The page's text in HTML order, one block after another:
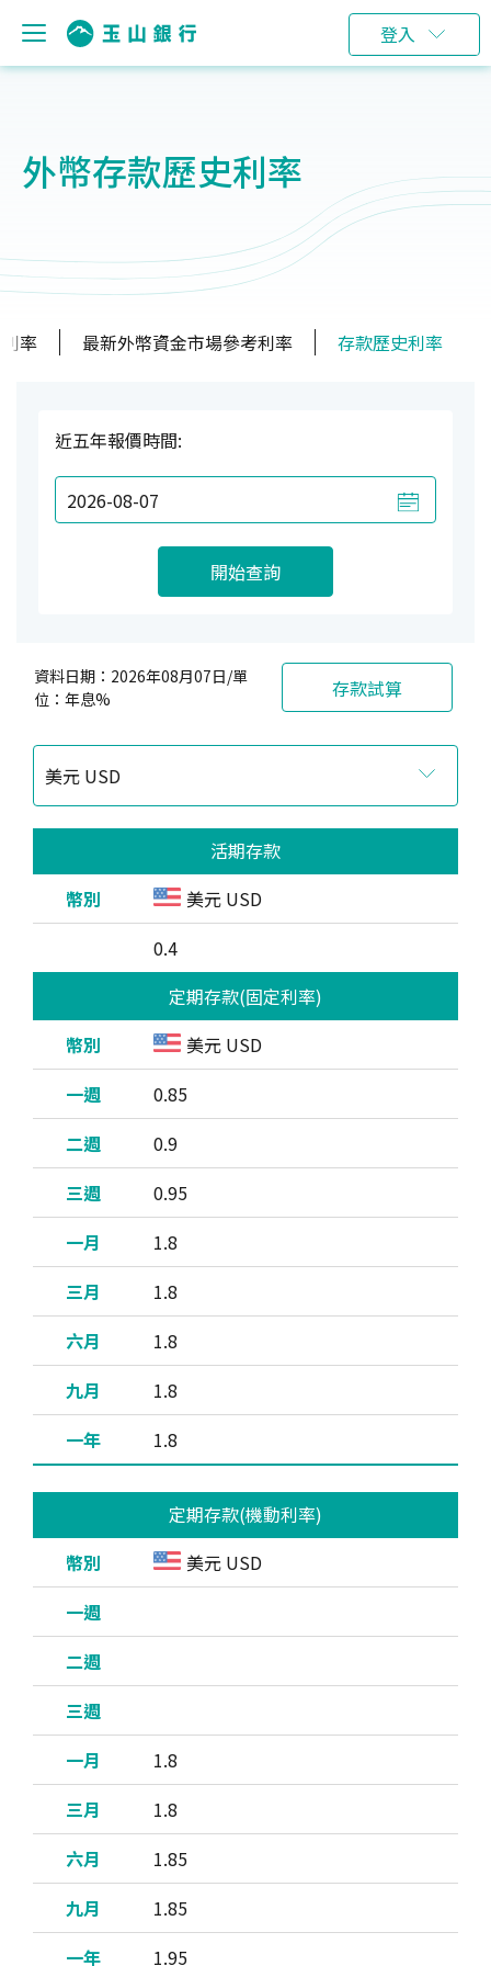
登入
外幣存款歷史利率
率 最新外幣資金市場參考利率 存款歷史利率
近五年報價時間:
開始查詢
資料日期：2026年08月07日/單
位：年息%
存款試算
活期存款
美元 USD
0.4
定期存款(固定利率)
美元 USD
0.85
0.9
0.95
1.8
1.8
1.8
1.8
1.8
定期存款(機動利率)
美元 USD
1.8
1.8
1.85
1.85
1.95